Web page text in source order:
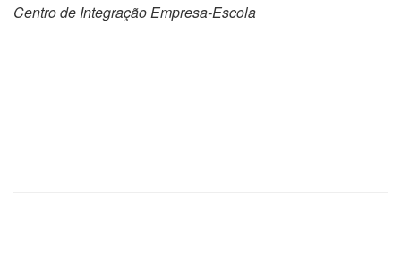
Centro de Integração Empresa-Escola